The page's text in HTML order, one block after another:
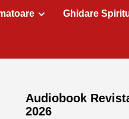
Ghidare
Audiobook
2026